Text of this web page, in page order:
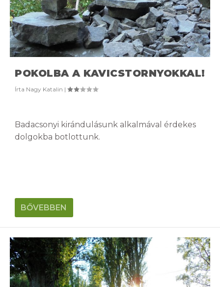
POKOLBA A KAVICSTORNYOKKAL!
Írta Nagy Katalin |
Badacsonyi kirándulásunk alkalmával érdekes
dolgokba botlottunk.
BŐVEBBEN